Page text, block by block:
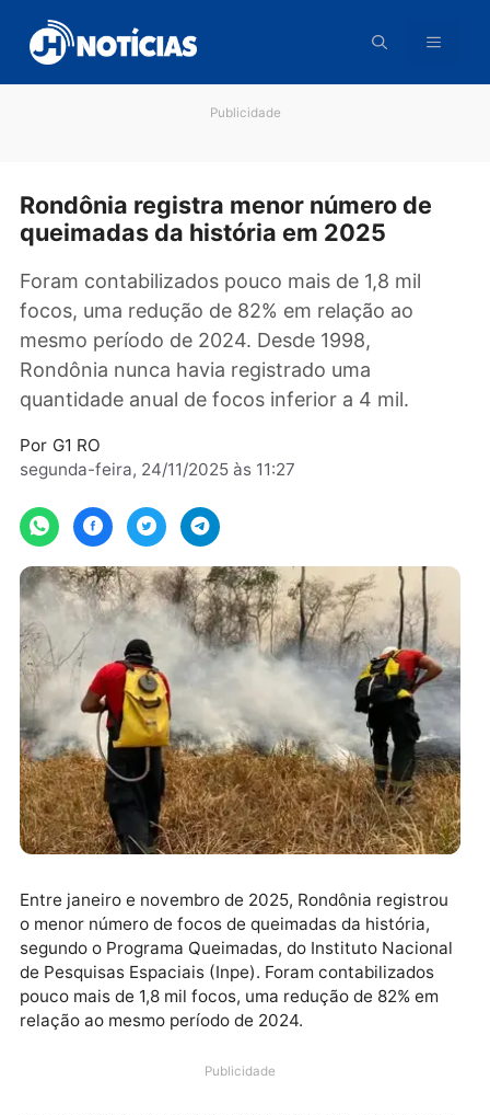
para
conteúdo
Rondônia registra menor número de
Foram contabilizados pouco mais de 1,8 mil
focos, uma redução de 82% em relação ao
mesmo período de 2024. Desde 1998,
Rondônia nunca havia registrado uma
quantidade anual de focos inferior a 4 mil.
segunda-feira, 24/11/2025 às 11:27
Entre janeiro e novembro de 2025, Rondônia
o menor número de focos de queimadas da história,
de Pesquisas Espaciais (Inpe). Foram contabilizados